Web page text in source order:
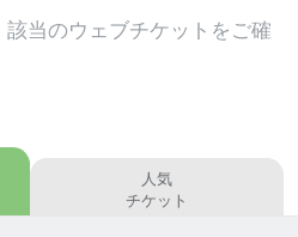
会時のみの納入) ※塾生紹
だきます。
分免除）
該当のウェブチケットをご確
人気
チケット